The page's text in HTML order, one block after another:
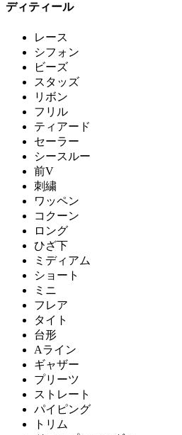
ディティール
レース
シフォン
ビーズ
スタッズ
リボン
フリル
ティアード
セーラー
シースルー
前V
刺繍
ワッペン
コクーン
ロング
ひざ下
ミディアム
ショート
ミニ
フレア
タイト
台形
Aライン
ギャザー
プリーツ
ストレート
パイピング
トリム